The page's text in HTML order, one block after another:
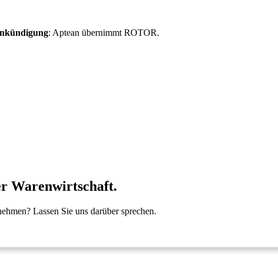
: Aptean übernimmt ROTOR.
Warenwirtschaft.
Lassen Sie uns darüber sprechen.